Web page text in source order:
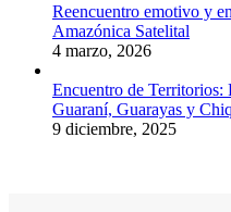
Reencuentro emotivo y
Amazónica Satelital
4 marzo, 2026
Encuentro de Territorios:
Guaraní, Guarayas y
9 diciembre, 2025